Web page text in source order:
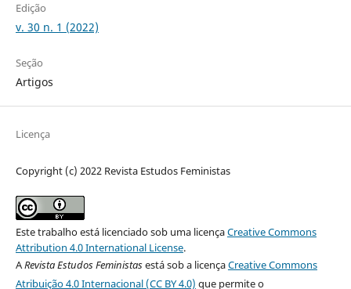
Edição
v. 30 n. 1 (2022)
Seção
Artigos
Licença
Copyright (c) 2022 Revista Estudos Feministas
Este trabalho está licenciado sob uma licençaCreative Commons
Attribution 4.0 International License.
ARevista Estudos Feministasestá sob a licençaCreative Commons
Atribuição 4.0 Internacional (CC BY 4.0) que permite o